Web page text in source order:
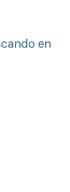
en